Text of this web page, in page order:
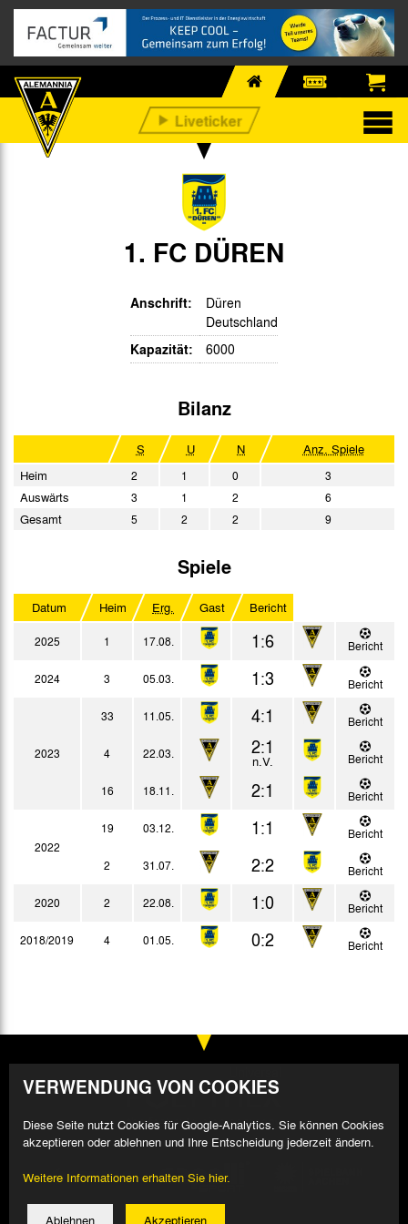
1. FC DÜREN
Anschrift:
Düren
Deutschland
Kapazität: 6000
Bilanz
S U N
Anz. Spiele
Heim
2 1 0 3
Auswärts 3 1 2 6
Gesamt 5 2 2 9
Spiele
Datum Heim Erg. Gast Bericht
2025 1 17.08. 1:6
Bericht
2024
3 05.03. 1:3 Bericht
2023
33 11.05. 4:1
Bericht
4
22.03. 2:1
n.V.
Bericht
16
18.11. 2:1 Bericht
2022
19 03.12. 1:1
Bericht
2
31.07. 2:2
Bericht
2020
2 22.08. 1:0
Bericht
2018/2019
4 01.05. 0:2 Bericht
VERWENDUNG VON COOKIES
Diese Seite nutzt Cookies für Google-Analytics. Sie können Cookies
akzeptieren oder ablehnen und Ihre Entscheidung jederzeit ändern.
Weitere Informationen erhalten Sie hier.
Ablehnen Akzeptieren